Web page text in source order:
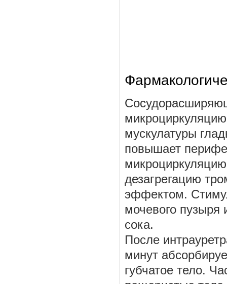
мускулатуры
повышает
дезагрегацию
эффектом.
мочевого пузыря
сока.
После
минут
губчатое тело.